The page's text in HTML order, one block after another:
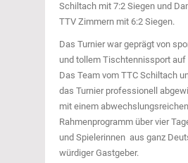
Schiltach mit 7:2 Siegen und
TTV Zimmern mit 6:2 Siegen.
Das Turnier war geprägt von
und tollem Tischtennissport auf
Das Team vom TTC Schiltach
das Turnier professionell
mit einem abwechslungsreichen
Rahmenprogramm über vier
und Spielerinnen aus ganz
würdiger Gastgeber.